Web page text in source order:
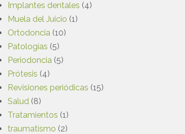
Implantes dentales (4)
Muela del Juicio (1)
Ortodoncia (10)
Patologías (5)
Periodoncia (5)
Prótesis (4)
Revisiones periódicas (15)
Salud (8)
Tratamientos (1)
traumatismo (2)